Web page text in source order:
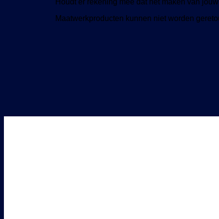
Maatwerkproducten kunnen niet worden